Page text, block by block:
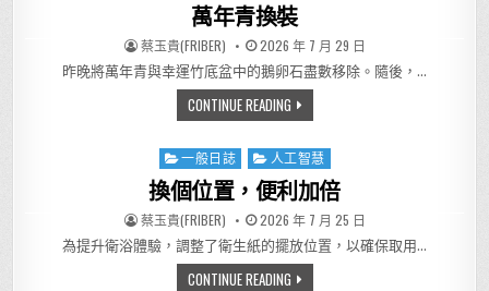
萬年青換裝
AUTHOR:
蔡玉貴(FRIBER) PUBLISHED DATE:
2026 年 7 月 29 日
昨晚將萬年青與幸運竹底盆中的鵝卵石盡數移除。隨後，…
CONTINUE READING萬年青換裝
Posted in
一般日誌 人工智慧
換個位置，便利加倍
AUTHOR:
蔡玉貴(FRIBER) PUBLISHED DATE:
2026 年 7 月 25 日
為提升衛浴體驗，調整了衛生紙的擺放位置，以確保取用…
CONTINUE READING換個位置，便利加倍